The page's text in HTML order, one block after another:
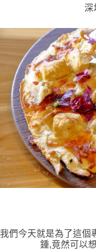
深
我們今天就是為了這個
鍾,竟然可以